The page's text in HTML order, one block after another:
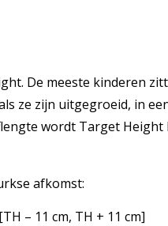
De meeste kinderen
ze zijn uitgegroeid, in
wordt Target Height
afkomst:
– 11 cm, TH + 11 cm]